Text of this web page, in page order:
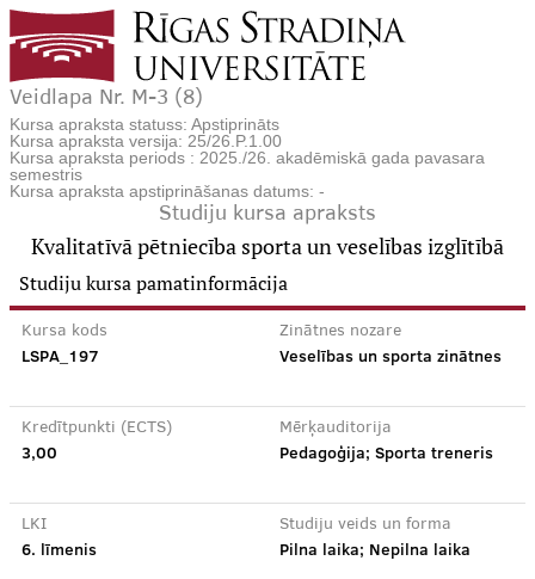
Veidlapa Nr. M-3 (8)
Kursa apraksta statuss: Apstiprināts
Kursa apraksta versija: 25/26.P.1.00
Kursa apraksta periods : 2025./26. akadēmiskā gada pavasara
semestris
Kursa apraksta apstiprināšanas datums: -
Studiju kursa apraksts
Kvalitatīvā pētniecība sporta un veselības izglītībā
Studiju kursa pamatinformācija
Kursa kods
LSPA_197
Zinātnes nozare
Veselības un sporta zinātnes
Kredītpunkti (ECTS)
3,00
Mērķauditorija
Pedagoģija; Sporta treneris
LKI
6. līmenis
Studiju veids un forma
Pilna laika; Nepilna laika